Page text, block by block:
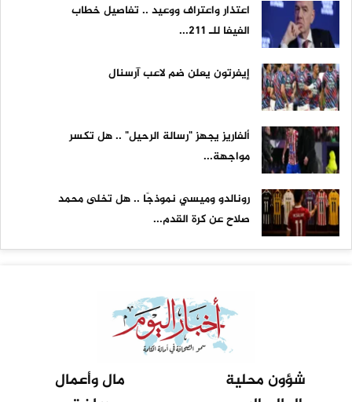
اعتذار واعتراف ووعيد .. تفاصيل خطاب
الفيفا للـ 211...
إيفرتون يعلن ضم لاعب آرسنال
ألفاريز يجهز "رسالة الرحيل" .. هل تكسر
مواجهة...
رونالدو وميسي نموذجًا .. هل تخلى محمد
صلاح عن كرة القدم...
شؤون محلية
مال وأعمال